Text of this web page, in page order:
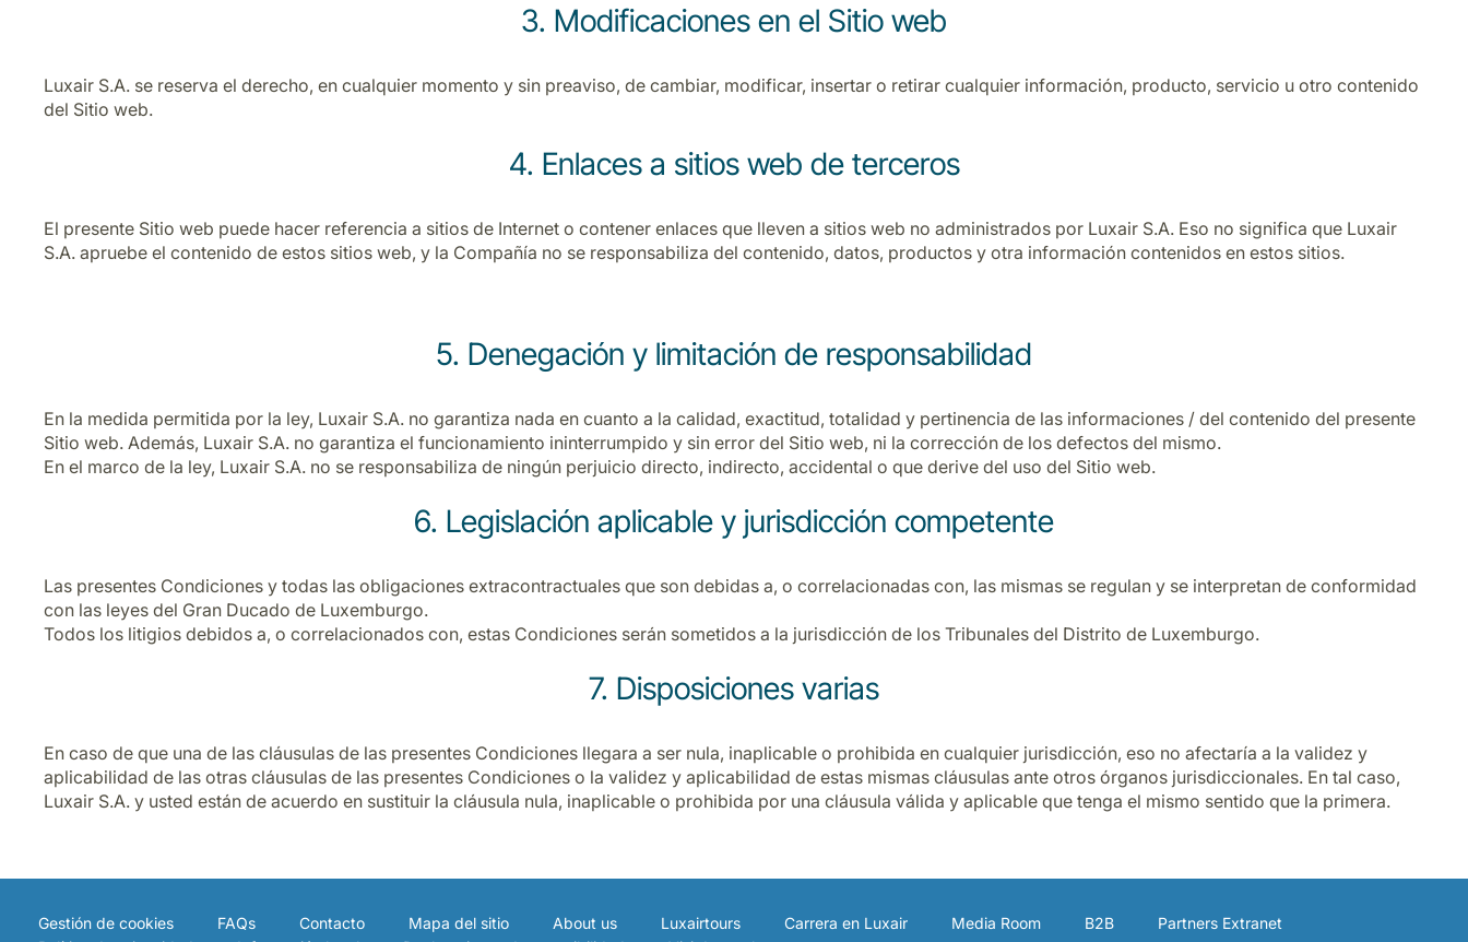
3. Modificaciones en el Sitio web
Luxair S.A. se reserva el derecho, en cualquier momento y sin preaviso, de cambiar, modificar, insertar o retirar cualquier información, producto, servicio u otro contenido
del Sitio web.
4. Enlaces a sitios web de terceros
El presente Sitio web puede hacer referencia a sitios de Internet o contener enlaces que lleven a sitios web no administrados por Luxair S.A. Eso no significa que Luxair
S.A. apruebe el contenido de estos sitios web, y la Compañía no se responsabiliza del contenido, datos, productos y otra información contenidos en estos sitios.
5. Denegación y limitación de responsabilidad
En la medida permitida por la ley, Luxair S.A. no garantiza nada en cuanto a la calidad, exactitud, totalidad y pertinencia de las informaciones / del contenido del presente
Sitio web. Además, Luxair S.A. no garantiza el funcionamiento ininterrumpido y sin error del Sitio web, ni la corrección de los defectos del mismo.
En el marco de la ley, Luxair S.A. no se responsabiliza de ningún perjuicio directo, indirecto, accidental o que derive del uso del Sitio web.
6. Legislación aplicable y jurisdicción competente
Las presentes Condiciones y todas las obligaciones extracontractuales que son debidas a, o correlacionadas con, las mismas se regulan y se interpretan de conformidad
con las leyes del Gran Ducado de Luxemburgo.
Todos los litigios debidos a, o correlacionados con, estas Condiciones serán sometidos a la jurisdicción de los Tribunales del Distrito de Luxemburgo.
7. Disposiciones varias
En caso de que una de las cláusulas de las presentes Condiciones llegara a ser nula, inaplicable o prohibida en cualquier jurisdicción, eso no afectaría a la validez y
aplicabilidad de las otras cláusulas de las presentes Condiciones o la validez y aplicabilidad de estas mismas cláusulas ante otros órganos jurisdiccionales. En tal caso,
Luxair S.A. y usted están de acuerdo en sustituir la cláusula nula, inaplicable o prohibida por una cláusula válida y aplicable que tenga el mismo sentido que la primera.
Gestión de cookies FAQs Contacto Mapa del sitio About us Luxairtours Carrera en Luxair Media Room B2B
Partners Extranet